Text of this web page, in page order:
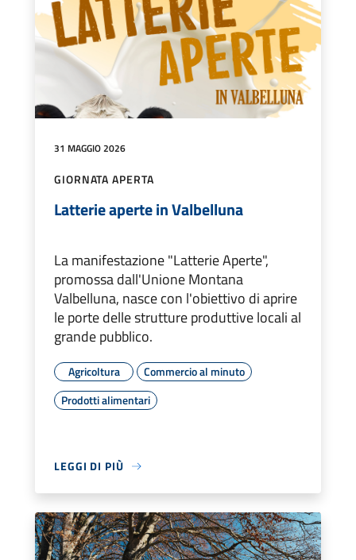
31 MAGGIO 2026
GIORNATA APERTA
Latterie aperte in Valbelluna
La manifestazione "Latterie Aperte",
promossa dall'Unione Montana
Valbelluna, nasce con l'obiettivo di aprire
le porte delle strutture produttive locali al
grande pubblico.
Agricoltura
Commercio al minuto
Prodotti alimentari
LEGGI DI PIÙ